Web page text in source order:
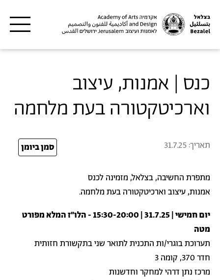
כנס | אמנות, עיצוב
וארכיטקטורה בעת מלחמה
תאריך: 31.7.25 סמן ביומן
מתפרת החשיבה, בצלאל, מזמינה לכנס
אמנות, עיצוב וארכיטקטורה בעת מלחמה.
יום חמישי | 31.7.25 | 15:30-20:00 - הלו״ז המלא מפורט
מטה
תערוכת בוגרי/ות התכנית לתואר שני בתקשורת חזותית
חדר 370, קומה 3
מרכז נתן דרהי למחקר וחדשנות